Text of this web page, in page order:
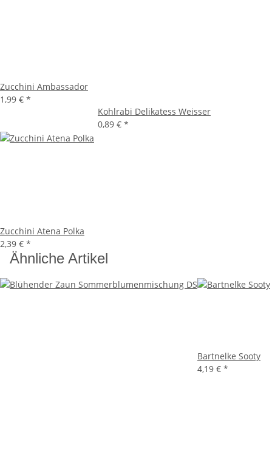
Zucchini Ambassador
1,99 € *
Kohlrabi Delikatess Weisser
0,89 € *
Zucchini Atena Polka
2,39 € *
Ähnliche Artikel
Bartnelke Sooty
4,19 € *